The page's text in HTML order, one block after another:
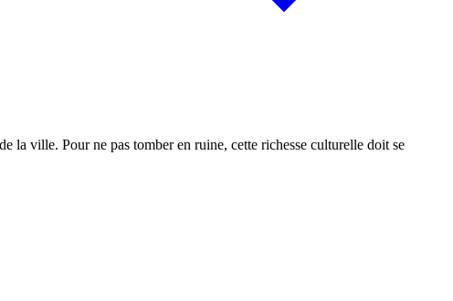
la ville. Pour ne pas tomber en ruine, cette richesse culturelle doit se